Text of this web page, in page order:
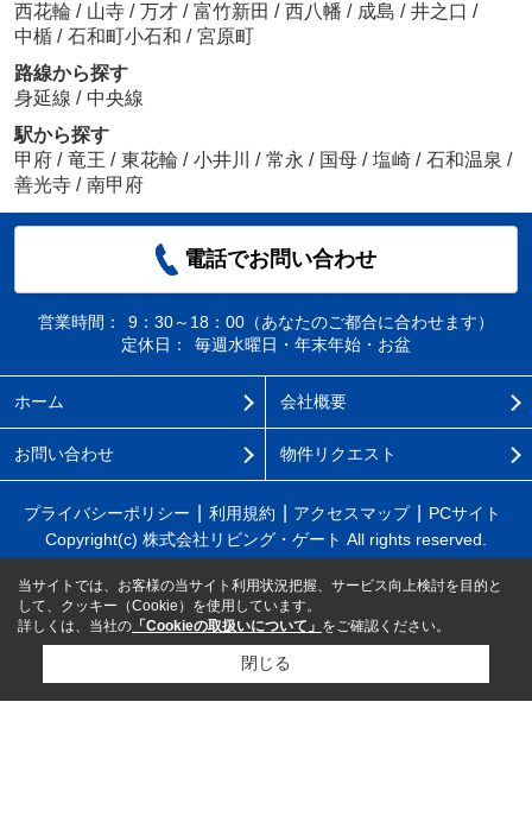
西花輪 / 山寺 / 万才 / 富竹新田 / 西八幡 / 成島 / 井之口 /
中楯 / 石和町小石和 / 宮原町
路線から探す
身延線 / 中央線
駅から探す
甲府 / 竜王 / 東花輪 / 小井川 / 常永 / 国母 / 塩崎 / 石和温泉 /
善光寺 / 南甲府
電話でお問い合わせ
営業時間：
9：30～18：00（あなたのご都合に合わせます）
定休日：
毎週水曜日・年末年始・お盆
ホーム 会社概要
お問い合わせ 物件リクエスト
プライバシーポリシー 利用規約 アクセスマップ
PCサイト
Copyright(c) 株式会社リビング・ゲート All rights reserved.
当サイトでは、お客様の当サイト利用状況把握、サービス向上検討を目的と
して、クッキー（Cookie）を使用しています。
詳しくは、当社の 「Cookieの取扱いについて」 をご確認ください。
閉じる